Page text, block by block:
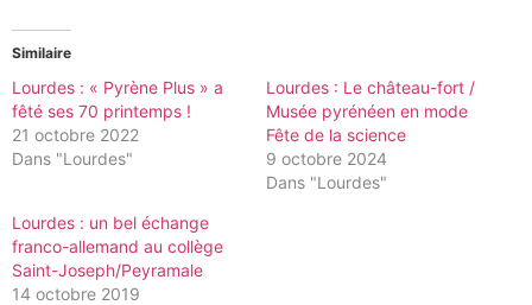
Similaire
Lourdes : « Pyrène Plus » a
fêté ses 70 printemps !
21 octobre 2022
Dans "Lourdes"
Lourdes : Le château-fort /
Musée pyrénéen en mode
Fête de la science
9 octobre 2024
Dans "Lourdes"
Lourdes : un bel échange
franco-allemand au collège
Saint-Joseph/Peyramale
14 octobre 2019